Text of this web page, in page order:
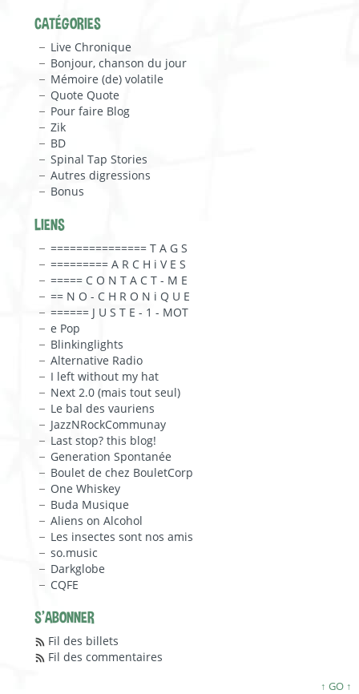
CATÉGORIES
Live Chronique
Bonjour, chanson du jour
Mémoire (de) volatile
Quote Quote
Pour faire Blog
Zik
BD
Spinal Tap Stories
Autres digressions
Bonus
LIENS
=============== T A G S
========= A R C H i V E S
===== C O N T A C T - M E
== N O - C H R O N i Q U E
====== J U S T E - 1 - MOT
e Pop
Blinkinglights
Alternative Radio
I left without my hat
Next 2.0 (mais tout seul)
Le bal des vauriens
JazzNRockCommunay
Last stop? this blog!
Generation Spontanée
Boulet de chez BouletCorp
One Whiskey
Buda Musique
Aliens on Alcohol
Les insectes sont nos amis
so.music
Darkglobe
CQFE
S'ABONNER
Fil des billets
Fil des commentaires
↑ GO ↑